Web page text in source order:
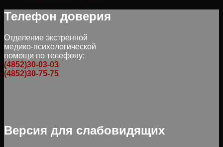
Телефон доверия
Отделение экстренной
медико-психологической
помощи по телефону:
(4852)30-03-03
(4852)30-75-75
Версия для слабовидящих